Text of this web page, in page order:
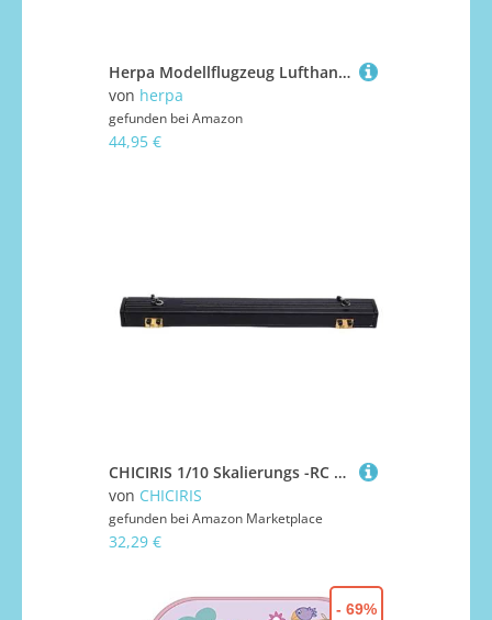
Herpa Modellflugzeug Lufthansa Cargo Boeing 777F Miniatur im Maßstab 1:500, Sammlerstück, Flugzeug Modell ohne Standfuß, Metall
von herpa
gefunden bei Amazon
44,95 €
CHICIRIS 1/10 Skalierungs -RC -Zubehör, RC Auto Dach Zelt, Passend für 1/18 Auto Aluminium, Regen Baldachin Sonnenschutz Car Decoration Accessoire mit Schrauben und Nüssen (Black)
von CHICIRIS
gefunden bei Amazon Marketplace
32,29 €
- 69%